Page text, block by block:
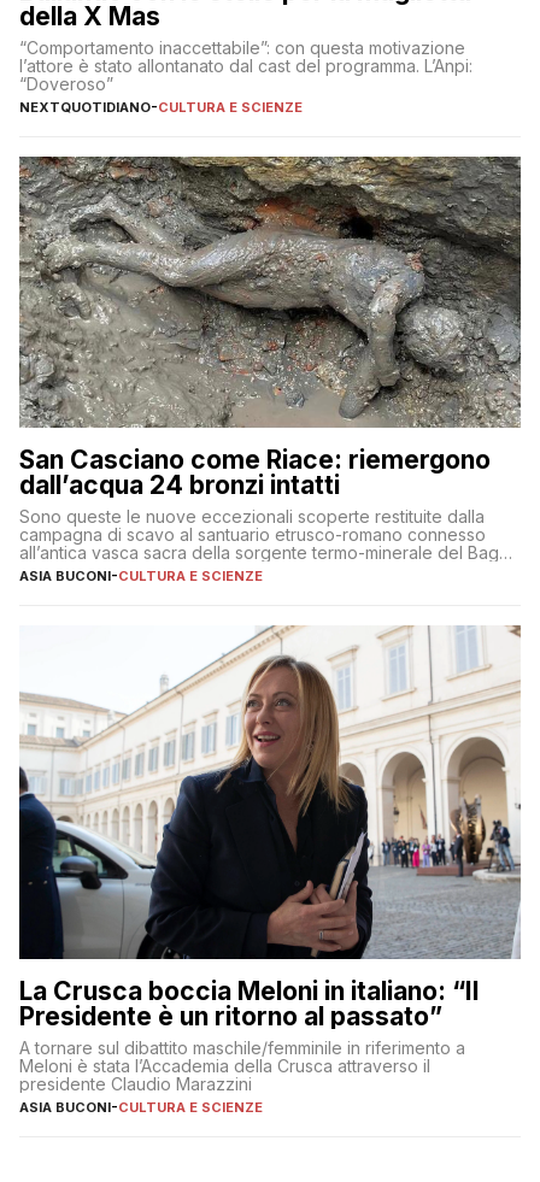
della X Mas
“Comportamento inaccettabile”: con questa motivazione
l’attore è stato allontanato dal cast del programma. L’Anpi:
“Doveroso”
NEXTQUOTIDIANO-CULTURA E SCIENZE
San Casciano come Riace: riemergono
dall’acqua 24 bronzi intatti
Sono queste le nuove eccezionali scoperte restituite dalla
campagna di scavo al santuario etrusco-romano connesso
all’antica vasca sacra della sorgente termo-minerale del Bagno
Grande
ASIA BUCONI-CULTURA E SCIENZE
La Crusca boccia Meloni in italiano: “Il
Presidente è un ritorno al passato”
A tornare sul dibattito maschile/femminile in riferimento a
Meloni è stata l’Accademia della Crusca attraverso il
presidente Claudio Marazzini
ASIA BUCONI-CULTURA E SCIENZE